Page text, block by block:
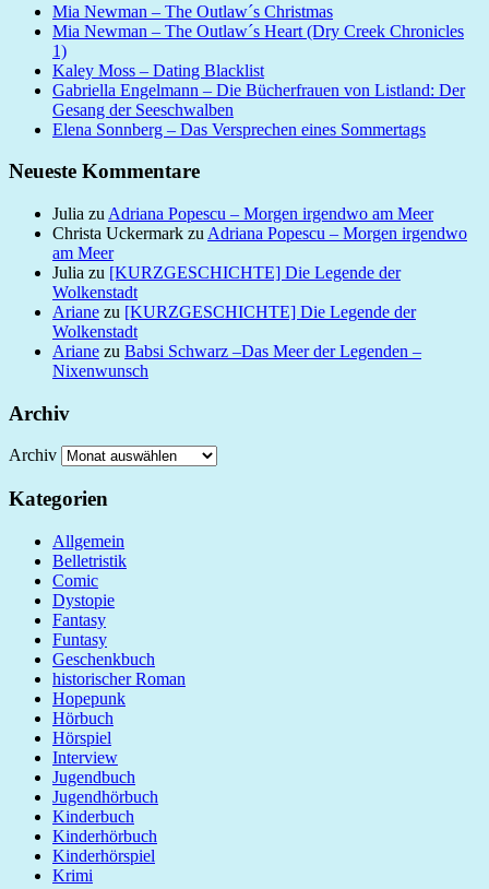
Mia Newman – The Outlaw´s Christmas
Mia Newman – The Outlaw´s Heart (Dry Creek Chronicles
1)
Kaley Moss – Dating Blacklist
Gabriella Engelmann – Die Bücherfrauen von Listland: Der
Gesang der Seeschwalben
Elena Sonnberg – Das Versprechen eines Sommertags
Neueste Kommentare
Julia zu Adriana Popescu – Morgen irgendwo am Meer
Christa Uckermark zu Adriana Popescu – Morgen irgendwo
am Meer
Julia zu [KURZGESCHICHTE] Die Legende der
Wolkenstadt
Ariane zu [KURZGESCHICHTE] Die Legende der
Wolkenstadt
Ariane zu Babsi Schwarz –Das Meer der Legenden –
Nixenwunsch
Archiv
Archiv
Kategorien
Allgemein
Belletristik
Comic
Dystopie
Fantasy
Funtasy
Geschenkbuch
historischer Roman
Hopepunk
Hörbuch
Hörspiel
Interview
Jugendbuch
Jugendhörbuch
Kinderbuch
Kinderhörbuch
Kinderhörspiel
Krimi